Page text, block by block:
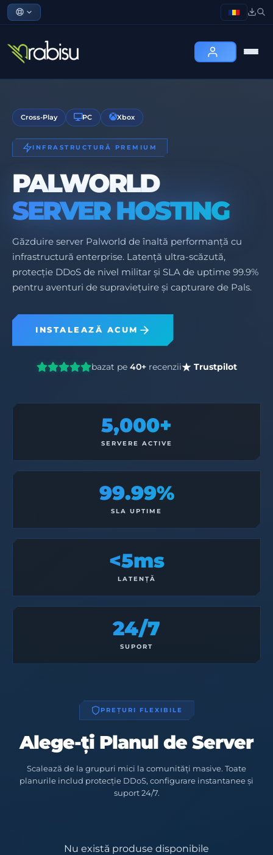
Cross-Play PC Xbox
INFRASTRUCTURĂ PREMIUM
PALWORLD
SERVER HOSTING
Găzduire server Palworld de înaltă performanță cu
infrastructură enterprise. Latență ultra-scăzută,
protecție DDoS de nivel militar și SLA de uptime 99.9%
pentru aventuri de supraviețuire și capturare de Pals.
INSTALEAZĂ ACUM
bazat pe 40+recenzii Trustpilot
5,000+
SERVERE ACTIVE
99.99%
SLA UPTIME
<5ms
LATENȚĂ
24/7
SUPORT
PREȚURI FLEXIBILE
Alege-ți Planul de Server
Scalează de la grupuri mici la comunități masive. Toate
planurile includ protecție DDoS, configurare instantanee și
suport 24/7.
Nu există produse disponibile